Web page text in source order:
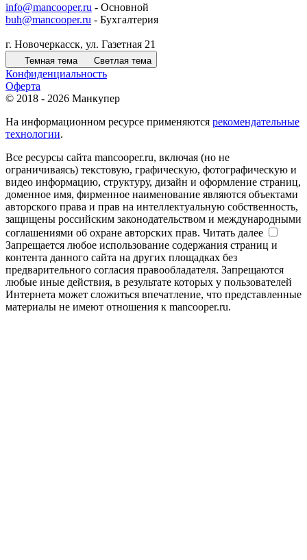
info@mancooper.ru - Основной
buh@mancooper.ru - Бухгалтерия
г. Новочеркасск, ул. Газетная 21
Темная тема Светлая тема
Конфиденциальность
Оферта
© 2018 - 2026 Манкупер
На информационном ресурсе применяются рекомендательные
технологии.
Все ресурсы сайта mancooper.ru, включая (но не
ограничиваясь) текстовую, графическую, фотографическую и
видео информацию, структуру, дизайн и оформление страниц,
доменное имя, фирменное наименование являются объектами
авторского права и прав на интеллектуальную собственность,
защищены российским законодательством и международными
соглашениями об охране авторских прав. Читать далее
Запрещается любое использование содержания страниц и
контента данного сайта на других площадках без
предварительного согласия правообладателя. Запрещаются
любые иные действия, в результате которых у пользователей
Интернета может сложиться впечатление, что представленные
материалы не имеют отношения к mancooper.ru.